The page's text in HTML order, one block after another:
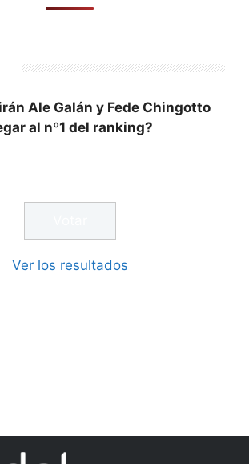
Ale Galán y Fede Chingotto
al nº1 del ranking?
Ver los resultados